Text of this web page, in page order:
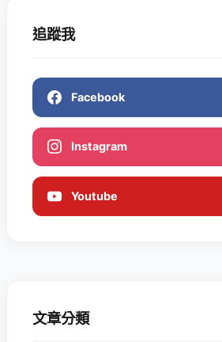
追蹤我
Facebook
Instagram
Youtube
文章分類